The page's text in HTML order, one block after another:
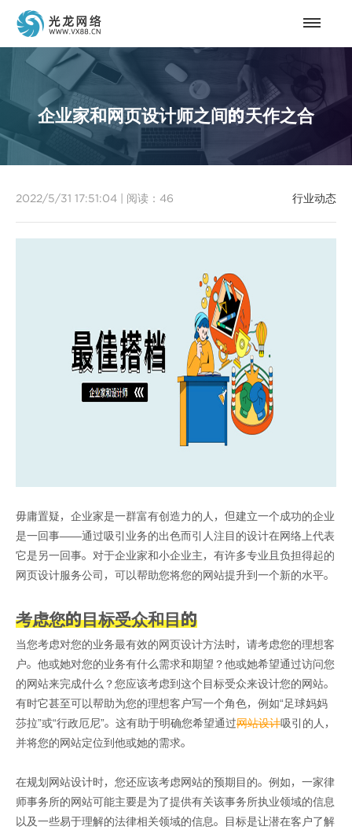
企业家和网页设计师之间的天作之合
行业动态
2022/5/31 17:51:04 阅读： 46
毋庸置疑，企业家是一群富有创造力的人，但建立一个成功的企业
是一回事——通过吸引业务的出色而引人注目的设计在网络上代表
它是另一回事。对于企业家和小企业主，有许多专业且负担得起的
网页设计服务公司，可以帮助您将您的网站提升到一个新的水平。
考虑您的目标受众和目的
当您考虑对您的业务最有效的网页设计方法时，请考虑您的理想客
户。他或她对您的业务有什么需求和期望？他或她希望通过访问您
的网站来完成什么？您应该考虑到这个目标受众来设计您的网站。
有时它甚至可以帮助为您的理想客户写一个角色，例如“足球妈妈
莎拉”或“行政厄尼”。这有助于明确您希望通过网站设计吸引的人，
并将您的网站定位到他或她的需求。
在规划网站设计时，您还应该考虑网站的预期目的。例如，一家律
师事务所的网站可能主要是为了提供有关该事务所执业领域的信息
以及一些易于理解的法律相关领域的信息。目标是让潜在客户了解